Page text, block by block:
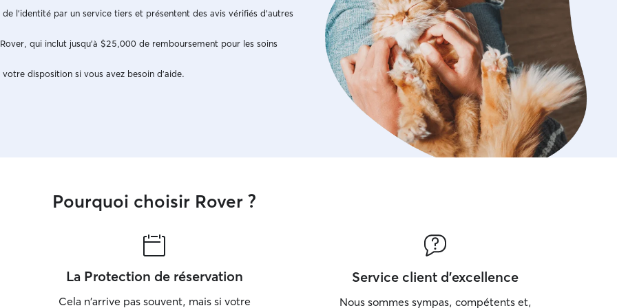
l'identité par un service tiers et présentent des avis vérifiés d'autres
qui inclut jusqu'à $25,000 de remboursement pour les soins
disposition si vous avez besoin d'aide.
Pourquoi choisir Rover ?
La Protection de réservation
Cela n'arrive pas souvent, mais si votre
Service client d'excellence
Nous sommes sympas, compétents et,